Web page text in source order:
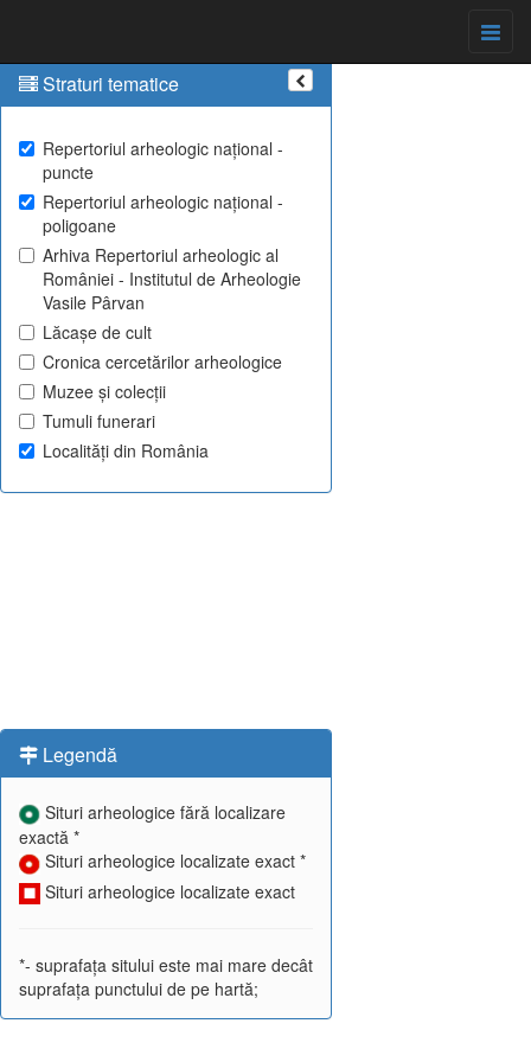
Straturi tematice
Repertoriul arheologic național -
puncte
Repertoriul arheologic național -
poligoane
Arhiva Repertoriul arheologic al
României - Institutul de Arheologie
Vasile Pârvan
Lăcașe de cult
Cronica cercetărilor arheologice
Muzee și colecții
Tumuli funerari
Localități din România
Legendă
Situri arheologice fără localizare
exactă *
Situri arheologice localizate exact *
Situri arheologice localizate exact
*- suprafața sitului este mai mare decât
suprafața punctului de pe hartă;